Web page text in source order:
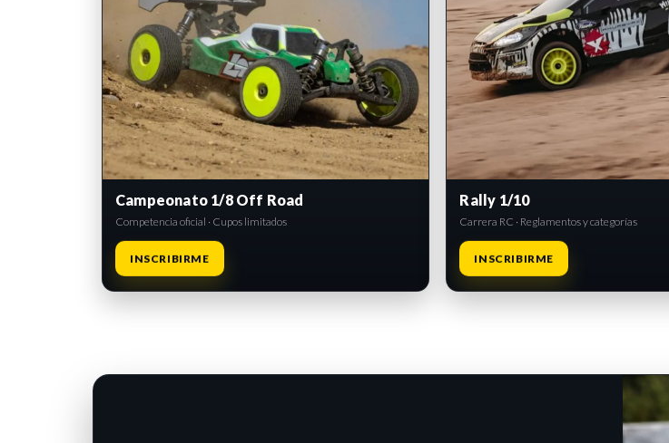
Campeonato 1/8 Off Road
Competencia oficial · Cupos limitados
INSCRIBIRME
Rally 1/10
Carrera RC · Reglamentos y categorías
INSCRIBIRME